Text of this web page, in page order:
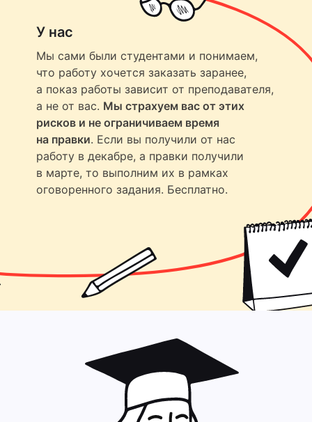
У нас
Мы сами были студентами и понимаем,
что работу хочется заказать заранее,
а показ работы зависит от преподавателя,
а не от вас. Мы страхуем вас от этих
рисков и не ограничиваем время
на правки. Если вы получили от нас
работу в декабре, а правки получили
в марте, то выполним их в рамках
оговоренного задания. Бесплатно.